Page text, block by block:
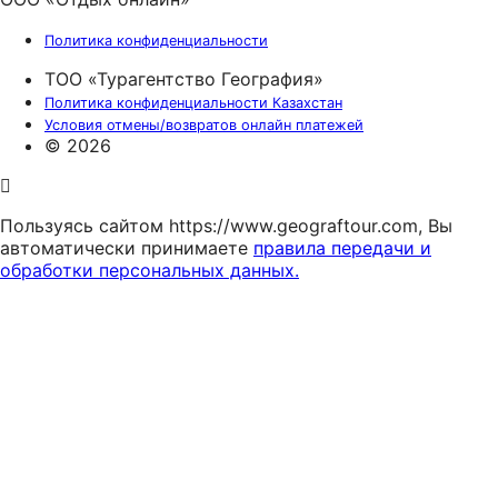
Политика конфиденциальности
ТОО «Турагентство География»
Политика конфиденциальности Казахстан
Условия отмены/возвратов онлайн платежей
© 2026
Пользуясь сайтом https://www.geograftour.com, Вы
автоматически принимаете правила передачи и
обработки персональных данных.